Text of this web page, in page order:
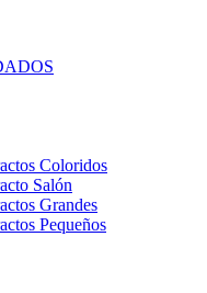
Coloridos
Salón
Grandes
Pequeños